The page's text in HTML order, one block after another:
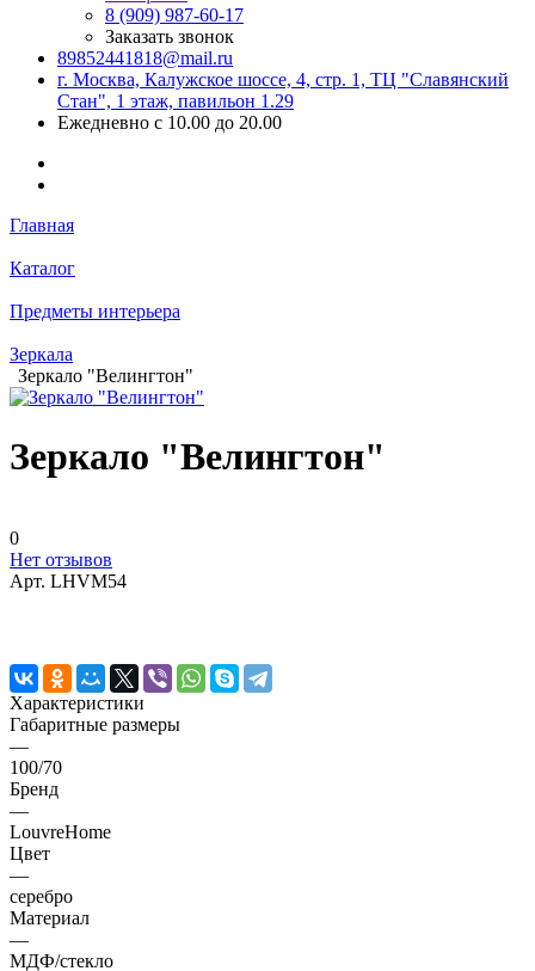
8 (909) 987-60-17
Заказать звонок
89852441818@mail.ru
г. Москва, Калужское шоссе, 4, стр. 1, ТЦ "Славянский
Стан", 1 этаж, павильон 1.29
Ежедневно с 10.00 до 20.00
Главная
Каталог
Предметы интерьера
Зеркала
Зеркало "Велингтон"
Зеркало "Велингтон"
0
Нет отзывов
Арт. LHVM54
Характеристики
Габаритные размеры
—
100/70
Бренд
—
LouvreHome
Цвет
—
серебро
Материал
—
МДФ/стекло